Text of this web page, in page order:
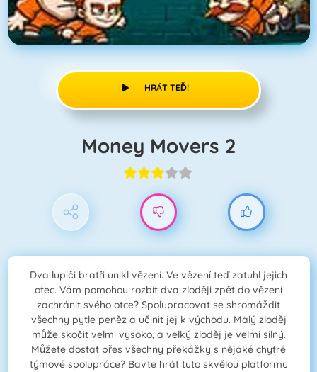
HRÁT TEĎ!
Money Movers 2
Dva lupiči bratři unikl vězení. Ve vězení teď zatuhl jejich
otec. Vám pomohou rozbít dva zloději zpět do vězení
zachránit svého otce? Spolupracovat se shromáždit
všechny pytle peněz a učinit jej k východu. Malý zloděj
může skočit velmi vysoko, a velký zloděj je velmi silný.
Můžete dostat přes všechny překážky s nějaké chytré
týmové spolupráce? Bavte hrát tuto skvělou platformu